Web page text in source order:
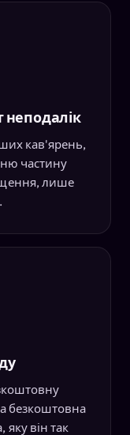
неподалік
кав'ярень,
частину
лише
безкоштовна
він так